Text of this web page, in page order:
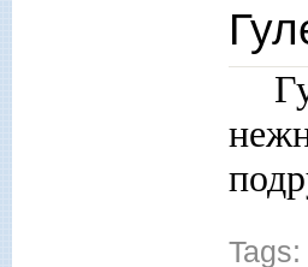
Tags: